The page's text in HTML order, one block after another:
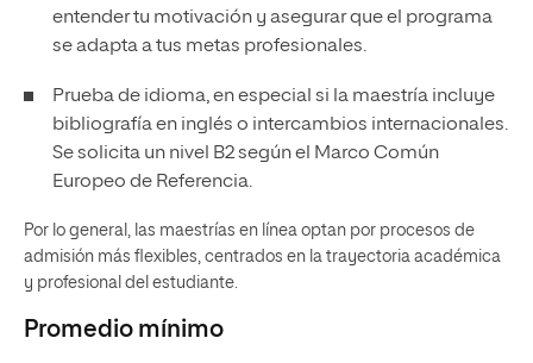
entender tu motivación y asegurar que el programa
se adapta a tus metas profesionales.
Prueba de idioma, en especial si la maestría incluye
bibliografía en inglés o intercambios internacionales.
Se solicita un nivel B2 según el Marco Común
Europeo de Referencia.
Por lo general, las maestrías en línea optan por procesos de
admisión más flexibles, centrados en la trayectoria académica
y profesional del estudiante.
Promedio mínimo